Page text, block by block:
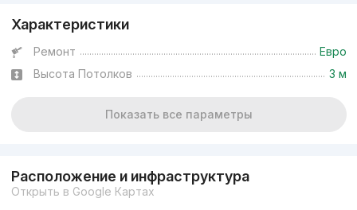
Характеристики
Ремонт
Евро
Высота Потолков
3 м
Показать все параметры
Расположение и инфраструктура
Открыть в Google Картах